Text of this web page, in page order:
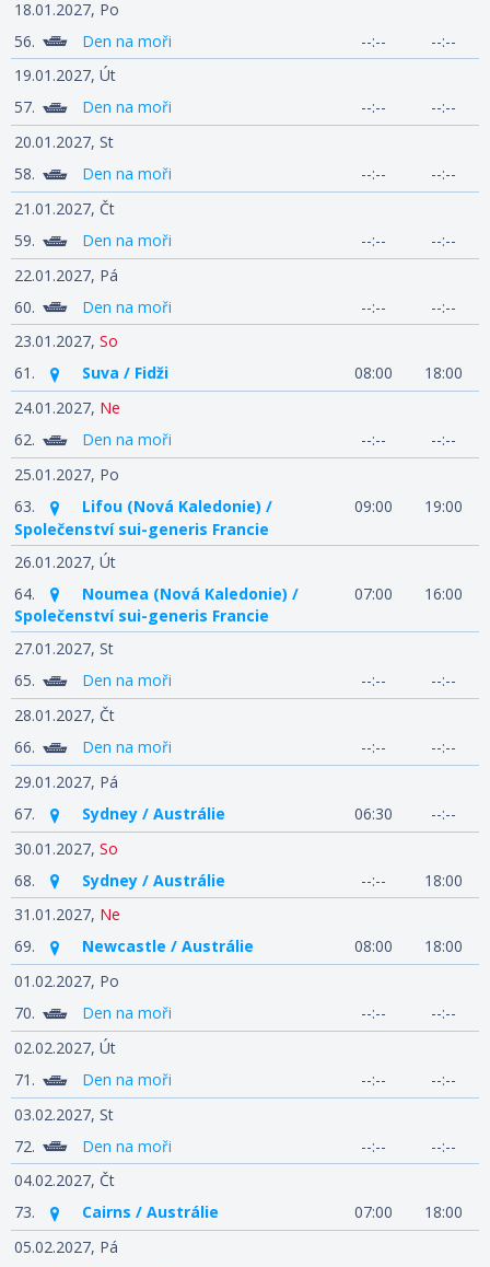
18.01.2027, Po
56.
Den na moři --:--
--:--
19.01.2027, Út
57.
Den na moři --:--
--:--
20.01.2027, St
58.
Den na moři --:--
--:--
21.01.2027, Čt
59.
Den na moři --:--
--:--
22.01.2027, Pá
60.
Den na moři --:--
--:--
23.01.2027, So
61.
Suva / Fidži 08:00
18:00
24.01.2027, Ne
62.
Den na moři --:--
--:--
25.01.2027, Po
63.
Lifou (Nová Kaledonie) /
Společenství sui-generis Francie
09:00 19:00
26.01.2027, Út
64.
Noumea (Nová Kaledonie) /
Společenství sui-generis Francie
07:00 16:00
27.01.2027, St
65.
Den na moři --:--
--:--
28.01.2027, Čt
66.
Den na moři --:--
--:--
29.01.2027, Pá
67.
Sydney / Austrálie 06:30
--:--
30.01.2027, So
68.
Sydney / Austrálie --:--
18:00
31.01.2027, Ne
69.
Newcastle / Austrálie 08:00
18:00
01.02.2027, Po
70.
Den na moři --:--
--:--
02.02.2027, Út
71.
Den na moři --:--
--:--
03.02.2027, St
72.
Den na moři --:--
--:--
04.02.2027, Čt
73.
Cairns / Austrálie 07:00
18:00
05.02.2027, Pá